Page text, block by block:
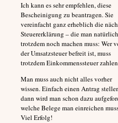
Ich kann es sehr empfehlen, diese
Bescheinigung zu beantragen. Sie
vereinfacht ganz erheblich die
Steuererklärung – die man natürlich
trotzdem noch machen muss: Wer
der Umsatzsteuer befreit ist, muss
trotzdem Einkommenssteuer
Man muss auch nicht alles vorher
wissen. Einfach einen Antrag
dann wird man schon dazu
welche Belege man einreichen
Viel Erfolg!